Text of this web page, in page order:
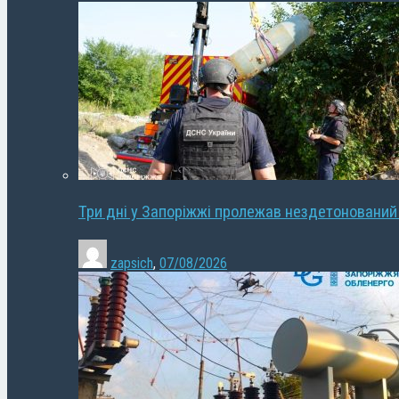
Три дні у Запоріжжі пролежав
zapsich, 07/08/2026